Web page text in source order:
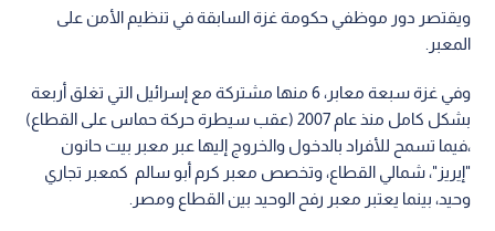
ويقتصر دور موظفي حكومة غزة السابقة في تنظيم الأمن على
المعبر.
وفي غزة سبعة معابر، 6 منها مشتركة مع إسرائيل التي تغلق أربعة
بشكل كامل منذ عام 2007 (عقب سيطرة حركة حماس على القطاع)
،فيما تسمح للأفراد بالدخول والخروج إليها عبر معبر بيت حانون
"إيريز"، شمالي القطاع، وتخصص معبر كرم أبو سالم كمعبر تجاري
وحيد، بينما يعتبر معبر رفح الوحيد بين القطاع ومصر.